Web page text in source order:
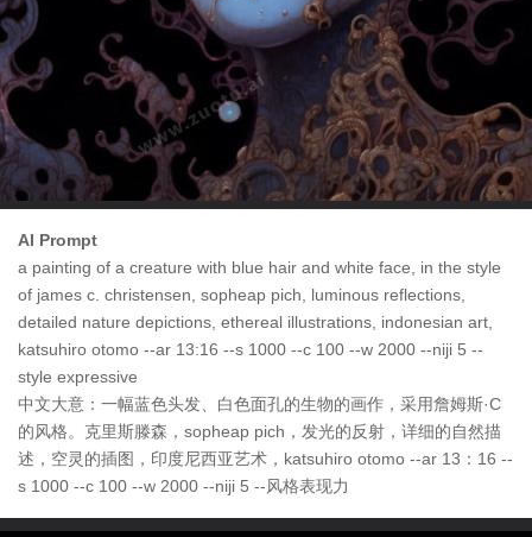
AI Prompt
a painting of a creature with blue hair and white face, in the style
of james c. christensen, sopheap pich, luminous reflections,
detailed nature depictions, ethereal illustrations, indonesian art,
katsuhiro otomo --ar 13:16 --s 1000 --c 100 --w 2000 --niji 5 --
style expressive
中文大意：一幅蓝色头发、白色面孔的生物的画作，采用詹姆斯·C
的风格。克里斯滕森，sopheap pich，发光的反射，详细的自然描
述，空灵的插图，印度尼西亚艺术，katsuhiro otomo --ar 13：16 --
s 1000 --c 100 --w 2000 --niji 5 --风格表现力